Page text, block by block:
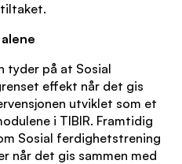
tyder på at Sosial
effekt når det gis
utviklet som et
i TIBIR. Framtidig
Sosial ferdighetstrening
når det gis sammen med